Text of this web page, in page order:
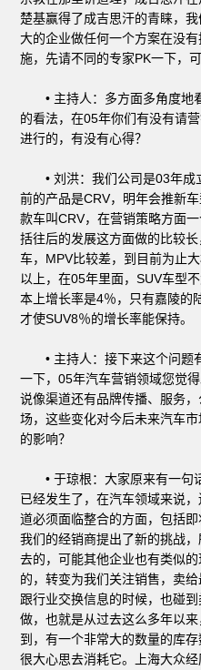
楚基赢得了成吉思汗的青睐，
大的企业做任何一个方案在没
施，先请不同的专家PK一下，
• 主持人：多方面多角度地
的看法，在05年你们有没有请
进行的，有没有心得？
• 刘洪：我们公司是03年成
前的产品是CRV，明年会推新
款车叫CRV，在营销策略方面
括往后的发展这方面做的比较
车，MPV比较差，到目前为止
以上，在05年里面，SUV车型
本上增长率是4％，只有嘉陵的
才使SUV8％的增长率能保持。
• 主持人：接下来这个问题
一下，05年汽车营销领域您觉
说像渠道还有品牌传播、服务
场，这些变化对今后未来汽车
的影响？
• 于琼根：大家原来有一句
已经发生了，在汽车领域来说
道必须面临整合的方面，包括
我们的经销商提出了新的挑战
去的，可能其他企业也有类似
的，转变为我们关注销售，卖
跟行业交换信息的时候，也碰
做，也就是从过去这么多年以
到，有一个非常大的数量的库
很大心思去消耗它。上海大众